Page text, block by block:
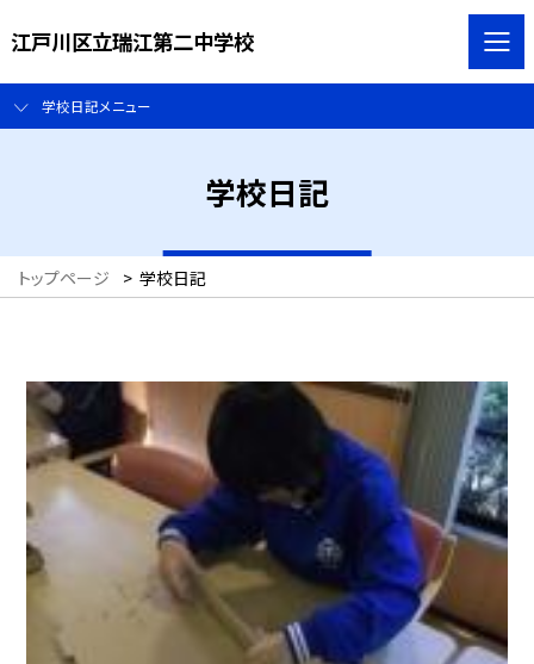
江戸川区立瑞江第二中学校
学校日記メニュー
学校日記
トップページ > 学校日記